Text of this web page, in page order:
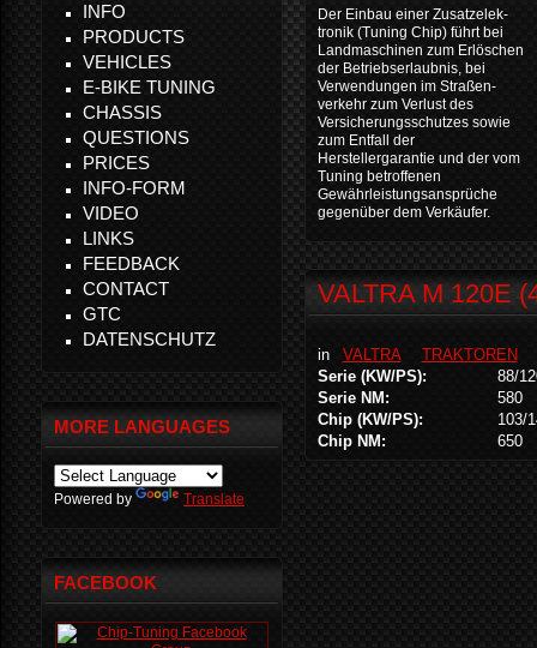
Der Einbau einer Zusatzelek-
tronik (Tuning Chip) führt bei
Landmaschinen zum Erlöschen
der Betriebserlaubnis, bei
Verwendungen im Straßen-
verkehr zum Verlust des
Versicherungsschutzes sowie
zum Entfall der
Herstellergarantie und der vom
Tuning betroffenen
Gewährleistungsansprüche
gegenüber dem Verkäufer.
VALTRA M 120E
in VALTRA
TRAKTOREN
Serie (KW/PS):
88/
Serie NM:
580
Chip (KW/PS):
103/
Chip NM:
650
INFO
PRODUCTS
VEHICLES
E-BIKE TUNING
CHASSIS
QUESTIONS
PRICES
INFO-FORM
VIDEO
LINKS
FEEDBACK
CONTACT
GTC
DATENSCHUTZ
MORE LANGUAGES
Powered by Translate
FACEBOOK